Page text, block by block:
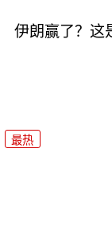
伊朗赢了？这
最热